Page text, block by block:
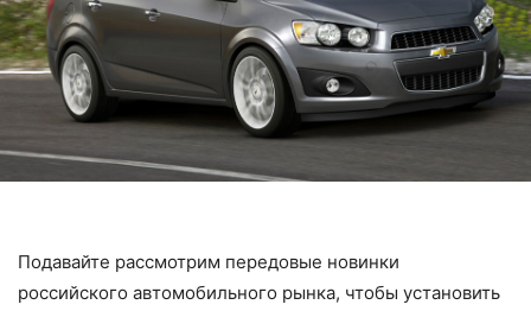
Подавайте рассмотрим передовые новинки
российского автомобильного рынка, чтобы установить